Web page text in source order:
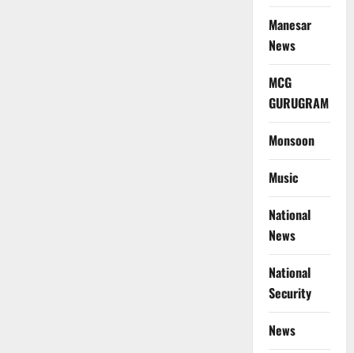
Manesar
News
MCG
GURUGRAM
Monsoon
Music
National
News
National
Security
News